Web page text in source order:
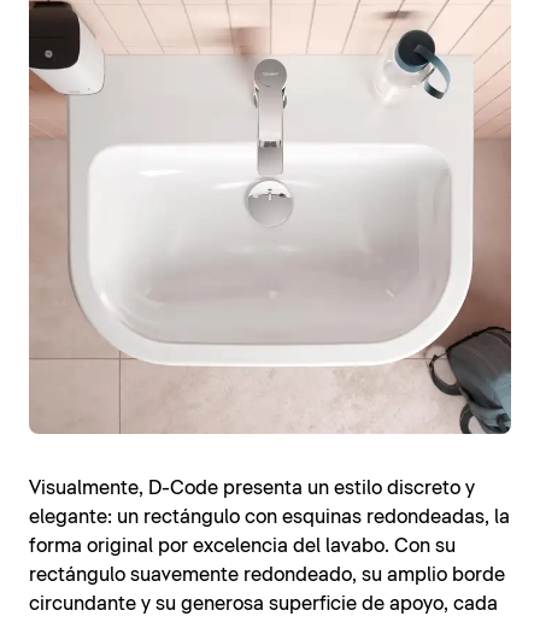
Visualmente, D-Code presenta un estilo discreto y
elegante: un rectángulo con esquinas redondeadas, la
forma original por excelencia del lavabo. Con su
rectángulo suavemente redondeado, su amplio borde
circundante y su generosa superficie de apoyo, cada